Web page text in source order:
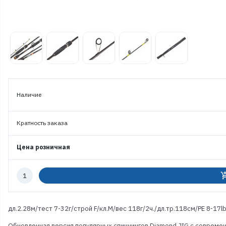
Наличие
Кратность заказа
Цена розничная
Количество
дл.2.28м/тест 7-32г/строй F/кл.M/вес 118г/2ч./дл.тр.118см/PE 8-17lb